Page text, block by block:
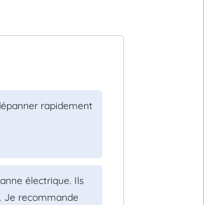
rapidement
électrique. Ils
Je recommande